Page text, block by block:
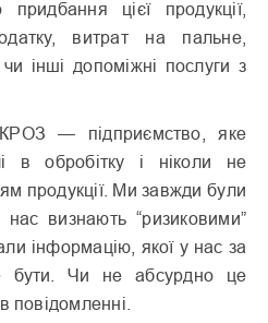
цієї продукції,
витрат на пальне,
інші допоміжні послуги з
— підприємство, яке
в обробітку і ніколи не
продукції. Ми завжди були
визнають “ризиковими”
інформацію, якої у нас за
бути. Чи не абсурдно це
повідомленні.